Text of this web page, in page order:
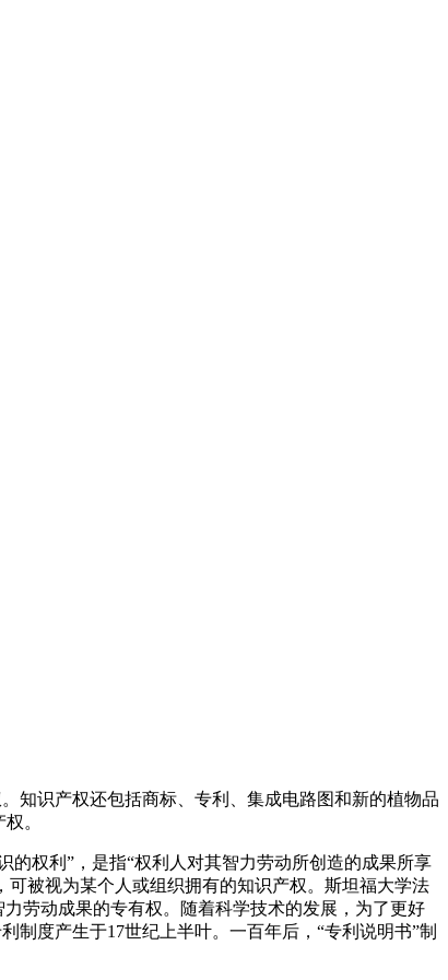
知识产权还包括商标、专利、集成电路图和新的植物品
。
权利”，是指“权利人对其智力劳动所创造的成果所享
被视为某个人或组织拥有的知识产权。斯坦福大学法
劳动成果的专有权。随着科学技术的发展，为了更好
度产生于17世纪上半叶。一百年后，“专利说明书”制